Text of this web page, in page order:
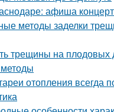
афиша
методы заделки
трещины на плодовых
отопления всегда